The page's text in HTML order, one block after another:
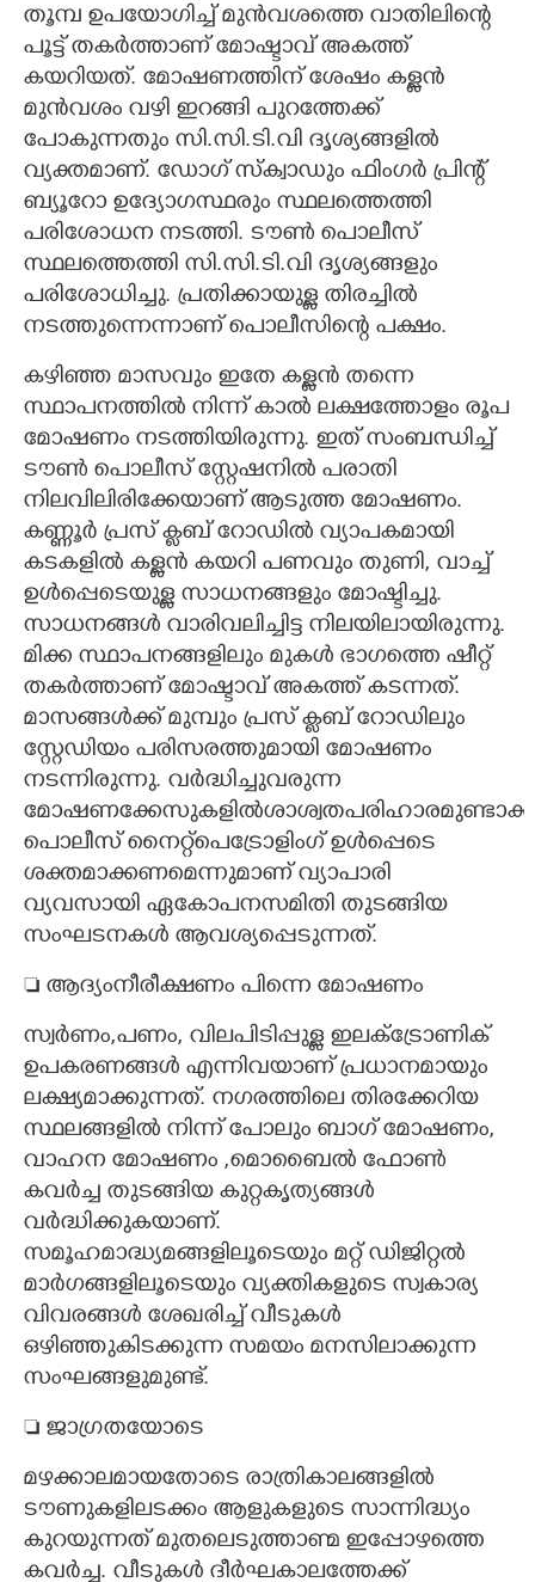
തൂമ്പ ഉപയോഗിച്ച് മുൻവശത്തെ വാതിലിന്റെ
പൂട്ട് തകർത്താണ് മോഷ്ടാവ് അകത്ത്
കയറിയത്. മോഷണത്തിന് ശേഷം കള്ളൻ
മുൻവശം വഴി ഇറങ്ങി പുറത്തേക്ക്
പോകുന്നതും സി.സി.ടി.വി ദൃശ്യങ്ങളിൽ
വ്യക്തമാണ്. ഡോഗ് സ്ക്വാഡും ഫിംഗർ പ്രിന്റ്
ബ്യൂറോ ഉദ്യോഗസ്ഥരും സ്ഥലത്തെത്തി
പരിശോധന നടത്തി. ടൗൺ പൊലീസ്
സ്ഥലത്തെത്തി സി.സി.ടി.വി ദൃശ്യങ്ങളും
പരിശോധിച്ചു. പ്രതിക്കായുള്ള തിരച്ചിൽ
നടത്തുന്നെന്നാണ് പൊലീസിന്റെ പക്ഷം.
കഴിഞ്ഞ മാസവും ഇതേ കള്ളൻ തന്നെ
സ്ഥാപനത്തിൽ നിന്ന് കാൽ ലക്ഷത്തോളം രൂപ
മോഷണം നടത്തിയിരുന്നു. ഇത് സംബന്ധിച്ച്
ടൗൺ പൊലീസ് സ്റ്റേഷനിൽ പരാതി
നിലവിലിരിക്കേയാണ് ആടുത്ത മോഷണം.
കണ്ണൂർ പ്രസ് ക്ലബ് റോഡിൽ വ്യാപകമായി
കടകളിൽ കള്ളൻ കയറി പണവും തുണി, വാച്ച്
ഉൾപ്പെടെയുള്ള സാധനങ്ങളും മോഷ്ടിച്ചു.
സാധനങ്ങൾ വാരിവലിച്ചിട്ട നിലയിലായിരുന്നു.
മിക്ക സ്ഥാപനങ്ങളിലും മുകൾ ഭാഗത്തെ ഷീറ്റ്
തകർത്താണ് മോഷ്ടാവ് അകത്ത് കടന്നത്.
മാസങ്ങൾക്ക് മുമ്പും പ്രസ് ക്ലബ് റോഡിലും
സ്റ്റേഡിയം പരിസരത്തുമായി മോഷണം
നടന്നിരുന്നു. വർദ്ധിച്ചുവരുന്ന
പൊലീസ് നൈറ്റ്പെട്രോളിംഗ് ഉൾപ്പെടെ
ശക്തമാക്കണമെന്നുമാണ് വ്യാപാരി
വ്യവസായി ഏകോപനസമിതി തുടങ്ങിയ
സംഘടനകൾ ആവശ്യപ്പെടുന്നത്.
 ആദ്യംനീരീക്ഷണം പിന്നെ മോഷണം
സ്വർണം,പണം, വിലപിടിപ്പുള്ള ഇലക്ട്രോണിക്
ഉപകരണങ്ങൾ എന്നിവയാണ് പ്രധാനമായും
ലക്ഷ്യമാക്കുന്നത്. നഗരത്തിലെ തിരക്കേറിയ
സ്ഥലങ്ങളിൽ നിന്ന് പോലും ബാഗ് മോഷണം,
വാഹന മോഷണം ,മൊബൈൽ ഫോൺ
കവർച്ച തുടങ്ങിയ കുറ്റകൃത്യങ്ങൾ
വർദ്ധിക്കുകയാണ്.
സമൂഹമാദ്ധ്യമങ്ങളിലൂടെയും മറ്റ് ഡിജിറ്റൽ
മാർഗങ്ങളിലൂടെയും വ്യക്തികളുടെ സ്വകാര്യ
വിവരങ്ങൾ ശേഖരിച്ച് വീടുകൾ
ഒഴിഞ്ഞുകിടക്കുന്ന സമയം മനസിലാക്കുന്ന
സംഘങ്ങളുമുണ്ട്.
 ജാഗ്രതയോടെ
മഴക്കാലമായതോടെ രാത്രികാലങ്ങളിൽ
ടൗണുകളിലടക്കം ആളുകളുടെ സാന്നിദ്ധ്യം
കുറയുന്നത് മുതലെടുത്താണ്മ ഇപ്പോഴത്തെ
കവർച്ച. വീടുകൾ ദീർഘകാലത്തേക്ക്